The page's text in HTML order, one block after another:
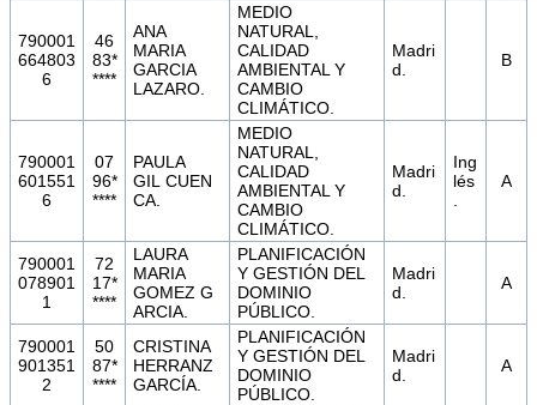
790001
664803
6
46
83*
****
ANA
MARIA
GARCIA
LAZARO.
MEDIO
NATURAL,
CALIDAD
AMBIENTAL Y
CAMBIO
CLIMÁTICO.
Madri
d.
B
790001
601551
6
07
96*
****
PAULA
GIL CUEN
CA.
MEDIO
NATURAL,
CALIDAD
AMBIENTAL Y
CAMBIO
CLIMÁTICO.
Madri
d.
Ing
lés
A
790001
078901
1
72
17*
****
LAURA
MARIA
GOMEZ G
ARCIA.
PLANIFICACIÓN
Y GESTIÓN DEL
DOMINIO
PÚBLICO.
Madri
d.
A
790001
901351
2
50
87*
****
CRISTINA
HERRANZ
GARCÍA.
PLANIFICACIÓN
Y GESTIÓN DEL
DOMINIO
PÚBLICO.
Madri
d.
A